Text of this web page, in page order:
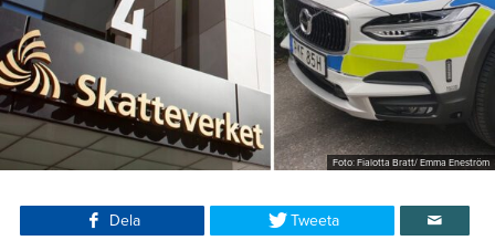
Foto: Fialotta Bratt/ Emma Eneström
Dela Tweeta